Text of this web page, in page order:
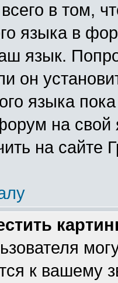
в том,
языка в
язык.
он
языка
на
на сайте
к вашему